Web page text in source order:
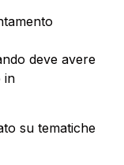
deve avere
in
su tematiche